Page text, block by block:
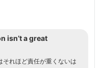
isn’t a great
それほど責任が重くないは